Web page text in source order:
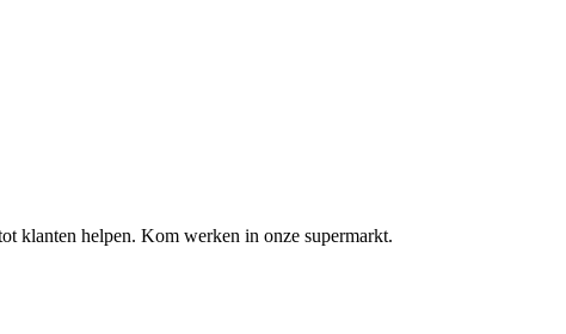
klanten helpen. Kom werken in onze supermarkt.